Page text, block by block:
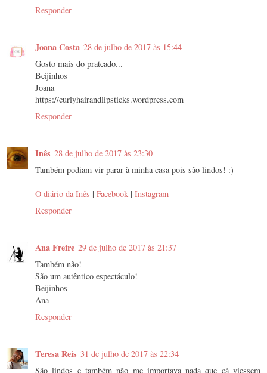
Responder
Joana Costa 28 de julho de 2017 às 15:44
Gosto mais do prateado...
Beijinhos
Joana
https://curlyhairandlipsticks.wordpress.com
Responder
Inês 28 de julho de 2017 às 23:30
Também podiam vir parar à minha casa pois são lindos! :)
--
O diário da Inês | Facebook | Instagram
Responder
Ana Freire 29 de julho de 2017 às 21:37
Também não!
São um autêntico espectáculo!
Beijinhos
Ana
Responder
Teresa Reis 31 de julho de 2017 às 22:34
São lindos e também não me importava nada que cá viessem